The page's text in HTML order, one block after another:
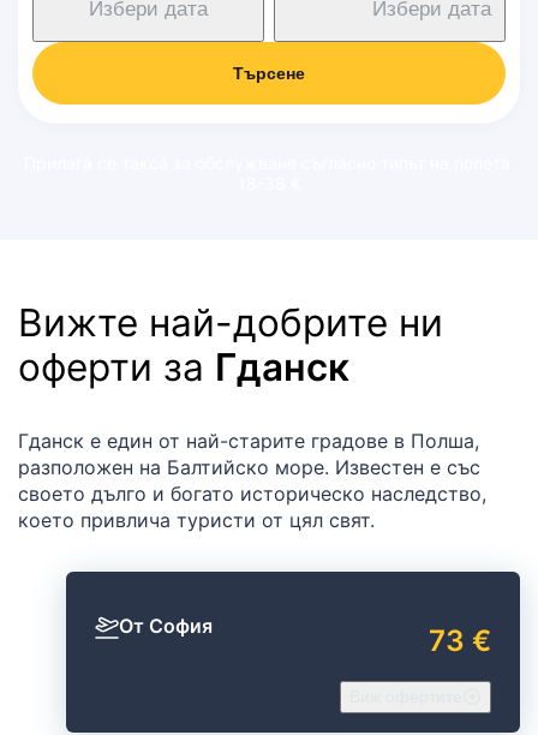
Избери дата Избери дата
Търсене
Вижте най-добрите ни
оферти за Гданск
Гданск е един от най-старите градове в Полша,
разположен на Балтийско море. Известен е със
своето дълго и богато историческо наследство,
което привлича туристи от цял свят.
От София 73 €